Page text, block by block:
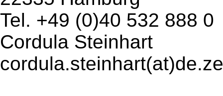
Tel. +49 (0)40 532 888 0
Cordula Steinhart